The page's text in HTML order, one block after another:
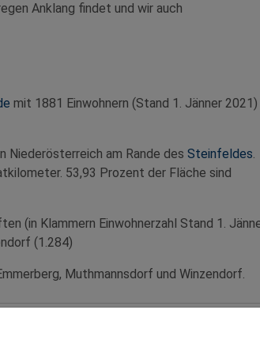
Anklang findet und wir auch
mit 1881 Einwohnern (Stand 1. Jänner 2021)
Niederösterreich am Rande desSteinfeldes.
53,93 Prozent der Fläche sind
(in Klammern Einwohnerzahl Stand 1.
(1.284)
Muthmannsdorf und Winzendorf.